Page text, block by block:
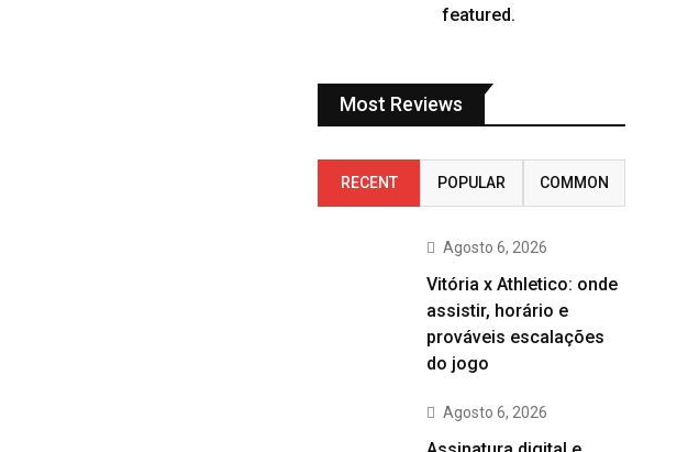
featured.
Most Reviews
RECENT POPULAR COMMON
Agosto 6, 2026
Vitória x Athletico: onde
assistir, horário e
prováveis escalações
do jogo
Agosto 6, 2026